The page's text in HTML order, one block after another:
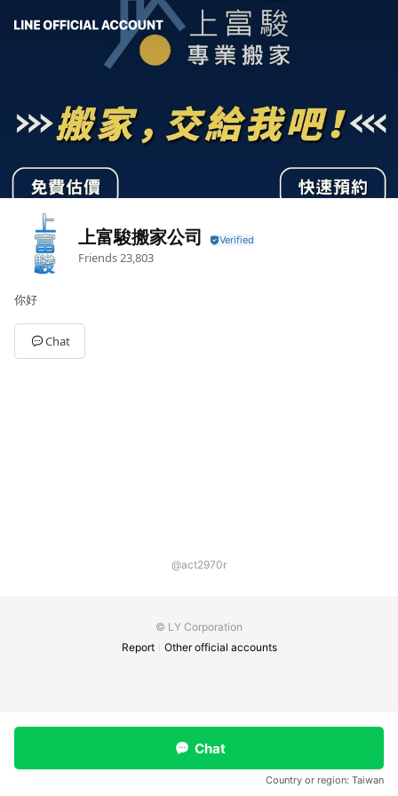
上富駿搬家公司
Friends23,803
你好
Chat
@act2970r
© LY Corporation
Report
Other official accounts
Chat
Country or region: Taiwan